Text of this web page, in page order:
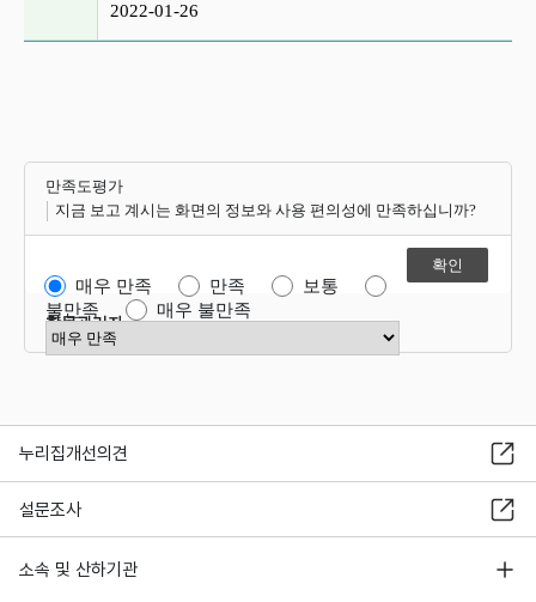
2022-01-26
만족도평가
지금 보고 계시는 화면의 정보와 사용 편의성에 만족하십니까?
매우 만족 만족
보통
불만족
매우 불만족
만족도 점수 선택
항목관리자
누리집개선의견
설문조사
소속 및 산하기관